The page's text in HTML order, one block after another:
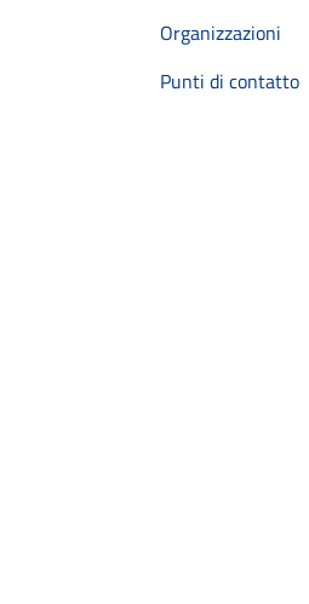
Organizzazioni
Punti di contatto